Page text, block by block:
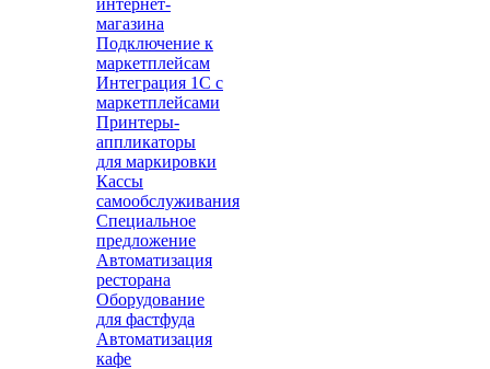
интернет-
магазина
Подключение к
маркетплейсам
Интеграция 1С с
маркетплейсами
Принтеры-
аппликаторы
для маркировки
Кассы
самообслуживания
Специальное
предложение
Автоматизация
ресторана
Оборудование
для фастфуда
Автоматизация
кафе